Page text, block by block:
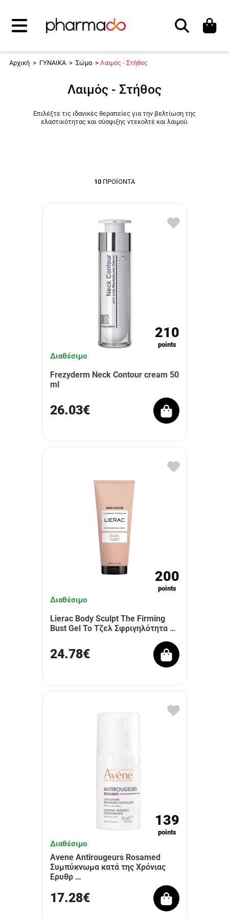
Αναζήτηση
Αρχική > ΓΥΝΑΙΚΑ > Σώμα > Λαιμός - Στήθος
Λαιμός - Στήθος
Επιλέξτε τις ιδανικές θεραπείες για την βελτίωση της
ελαστικότητας και σύσφιξης ντεκολτέ και λαιμού.
10 ΠΡΟΪΌΝΤΑ
210
points
Διαθέσιμο
Frezyderm Neck Contour cream 50
ml
26.03€
200
points
Διαθέσιμο
Lierac Body Sculpt The Firming
Bust Gel Το Τζελ Σφριγηλότητα …
24.78€
139
points
Διαθέσιμο
Avene Antirougeurs Rosamed
Συμπύκνωμα κατά της Χρόνιας
Ερυθρ …
17.28€